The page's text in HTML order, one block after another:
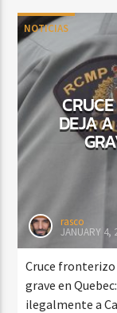
NOTICIAS
DEJA A
rasco
JANUARY 4,
Cruce fronterizo
grave en
ilegalmente a